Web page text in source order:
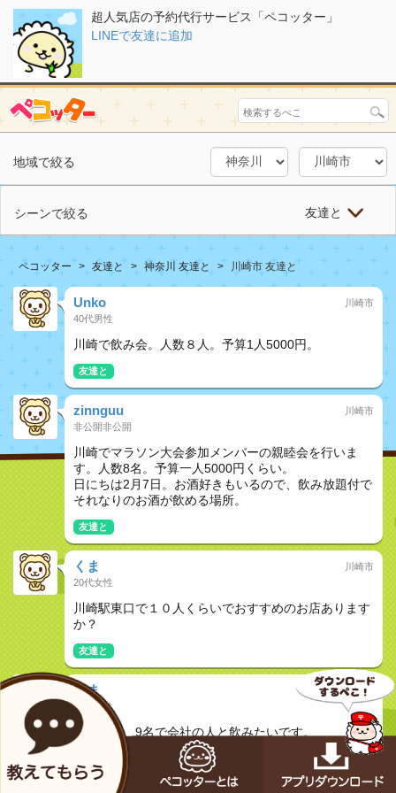
超人気店の予約代行サービス「ペコッター」
LINEで友達に追加
地域で絞る
シーンで絞る 友達と
ペコッター 友達と 神奈川 友達と 川崎市 友達と
Unko
40代男性
川崎市
川崎で飲み会。人数８人。予算1人5000円。
友達と
zinnguu
非公開非公開
川崎市
川崎でマラソン大会参加メンバーの親睦会を行いま
す。人数8名。予算一人5000円くらい。
日にちは2月7日。お酒好きもいるので、飲み放題付で
それなりのお酒が飲める場所。
友達と
くま
20代女性
川崎市
川崎駅東口で１０人くらいでおすすめのお店あります
か？
友達と
くま
20代女性
川崎市
武蔵小杉、9名で会社の人と飲みたいです。
落ち着いた雰囲気の良いお店ありますか？？
友達と